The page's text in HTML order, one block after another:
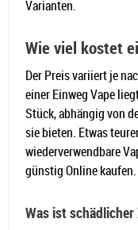
Varianten.
Wie viel kostet
Der Preis variiert je
einer Einweg Vape
Stück, abhängig von
sie bieten. Etwas
wiederverwendbare
günstig Online kaufen.
Was ist